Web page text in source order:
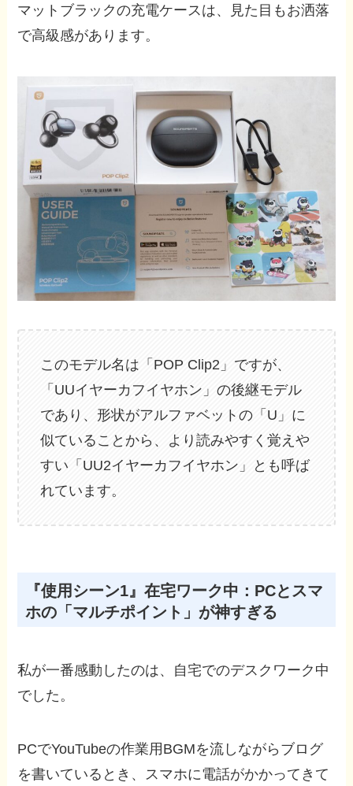
マットブラックの充電ケースは、見た目もお洒落
で高級感があります。
このモデル名は「POP Clip2」ですが、
「UUイヤーカフイヤホン」の後継モデル
であり、形状がアルファベットの「U」に
似ていることから、より読みやすく覚えや
すい「UU2イヤーカフイヤホン」とも呼ば
れています。
『使用シーン1』在宅ワーク中：PCとスマ
ホの「マルチポイント」が神すぎる
私が一番感動したのは、自宅でのデスクワーク中
でした。
PCでYouTubeの作業用BGMを流しながらブログ
を書いているとき、スマホに電話がかかってきて